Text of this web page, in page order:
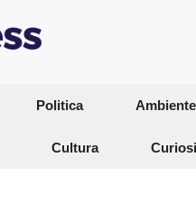
Politica Ambiente
Cultura